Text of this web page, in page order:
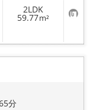
2LDK
59.77m² お
気
に
入
登
分